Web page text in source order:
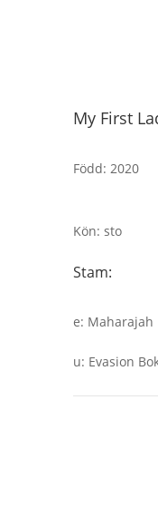
My First
Född: 2020
Kön: sto
Stam:
e: Maharajah
u: Evasion